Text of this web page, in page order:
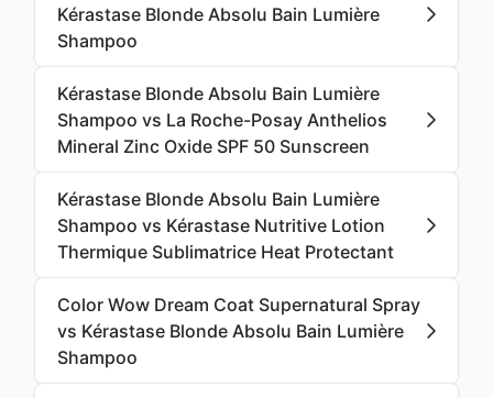
Kérastase Blonde Absolu Bain Lumière
Shampoo
Kérastase Blonde Absolu Bain Lumière
Shampoo vs La Roche-Posay Anthelios
Mineral Zinc Oxide SPF 50 Sunscreen
Kérastase Blonde Absolu Bain Lumière
Shampoo vs Kérastase Nutritive Lotion
Thermique Sublimatrice Heat Protectant
Color Wow Dream Coat Supernatural Spray
vs Kérastase Blonde Absolu Bain Lumière
Shampoo